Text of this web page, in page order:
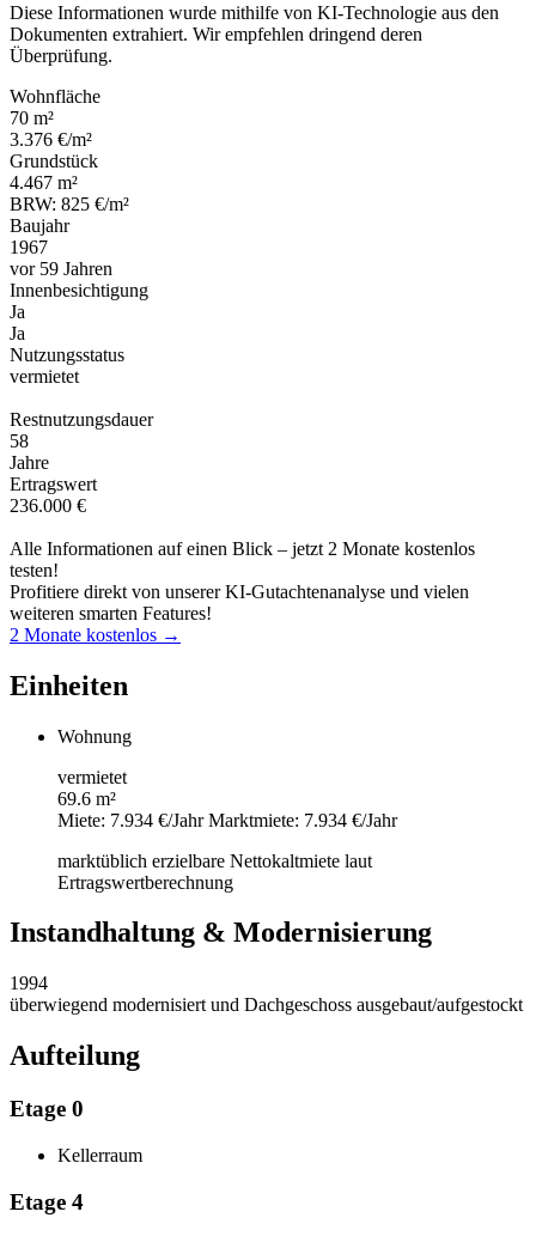
Diese Informationen wurde mithilfe von KI-Technologie aus den
Dokumenten extrahiert. Wir empfehlen dringend deren
Überprüfung.
Wohnfläche
70 m²
3.376 €/m²
Grundstück
4.467 m²
BRW: 825 €/m²
Baujahr
1967
vor 59 Jahren
Innenbesichtigung
Ja
Ja
Nutzungsstatus
vermietet
Restnutzungsdauer
58
Jahre
Ertragswert
236.000 €
Alle Informationen auf einen Blick – jetzt 2 Monate kostenlos
testen!
Profitiere direkt von unserer KI-Gutachtenanalyse und vielen
weiteren smarten Features!
2 Monate kostenlos →
Einheiten
Wohnung
vermietet
69.6 m²
Miete: 7.934 €/JahrMarktmiete: 7.934 €/Jahr
marktüblich erzielbare Nettokaltmiete laut
Ertragswertberechnung
Instandhaltung & Modernisierung
1994
überwiegend modernisiert und Dachgeschoss ausgebaut/aufgestockt
Aufteilung
Etage 0
Kellerraum
Etage 4